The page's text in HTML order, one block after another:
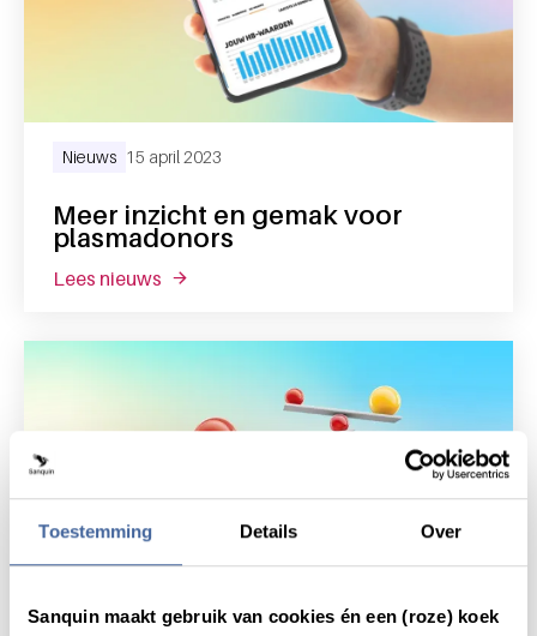
Toestemming Details Over
Sanquin maakt gebruik van cookies én een (roze) koek
Meer inzicht en gemak voor
plasmadonors
Nieuws 15 april 2023
lees nieuws over meer inzicht en gemak voor